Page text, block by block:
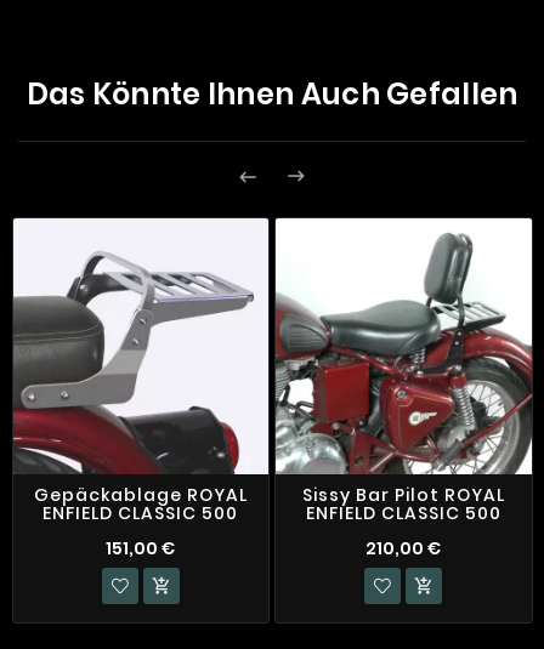
Das Könnte Ihnen Auch Gefallen
 
Gepäckablage ROYAL
ENFIELD CLASSIC 500
151,00 €

Sissy Bar Pilot ROYAL
ENFIELD CLASSIC 500
210,00 €
